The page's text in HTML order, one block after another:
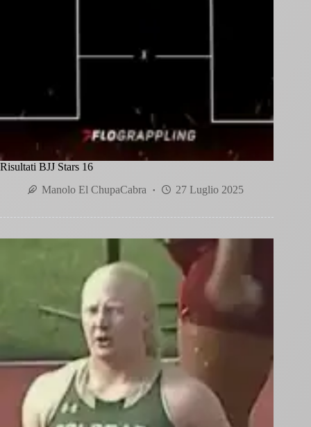
Risultati BJJ Stars 16
Manolo El ChupaCabra
27 Luglio 2025